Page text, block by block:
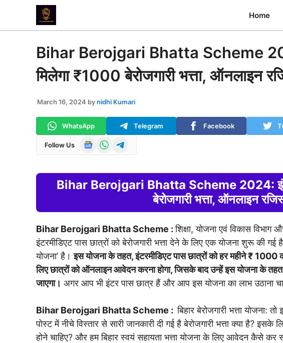
content
Home
Bihar Berojgari Bhatta Scheme
मिलेगा ₹1000 बेरोजगारी भत्ता, ऑनलाइन
March 16, 2024 bynidhi Kumari
WhatsApp Telegram Facebook
Follow Us
Bihar Berojgari Bhatta Scheme 2024:
बेरोजगारी भत्ता, ऑनलाइन
Bihar Berojgari Bhatta Scheme :शिक्षा, योजना एवं विकास विभाग
इंटरमीडिएट पास छात्रों को बेरोजगारी भत्ता देने के लिए एक योजना शुरू की गई
योजना’ है।इस योजना के तहत, इंटरमीडिएट पास छात्रों को हर महीने ₹ 1000
लिए छात्रों को ऑनलाइन आवेदन करना होगा, जिसके बाद उन्हें इस योजना के
जाएगा। अगर आप भी इंटर पास छात्र हैं और आप इस योजना का लाभ उठाना
Bihar Berojgari Bhatta Scheme :बिहार बेरोजगारी भत्ता
पोस्ट में नीचे विस्तार से सारी जानकारी दी गई है बेरोजगारी भत्ता क्या है? इसके
होने चाहिए? और हम बिहार स्वयं सहायता भत्ता योजना के लिए आवेदन कैसे कर